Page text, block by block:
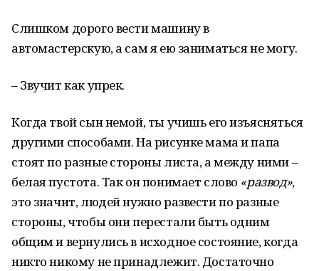
Слишком дорого вести машину в
автомастерскую, а сам я ею заниматься не могу.
– Звучит как упрек.
Когда твой сын немой, ты учишь его изъясняться
другими способами. На рисунке мама и папа
стоят по разные стороны листа, а между ними –
белая пустота. Так он понимает слово «развод»,
это значит, людей нужно развести по разные
стороны, чтобы они перестали быть одним
общим и вернулись в исходное состояние, когда
никто никому не принадлежит. Достаточно